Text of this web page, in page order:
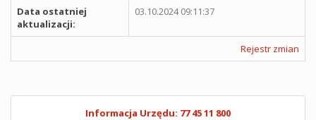
Data ostatniej
aktualizacji:
03.10.2024 09:11:37
Rejestr zmian
Informacja Urzędu: 77 45 11 800